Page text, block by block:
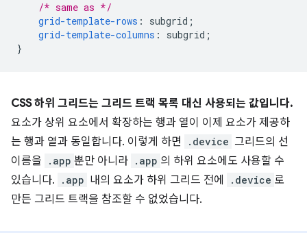
/* same as */
grid-template-rows : subgrid ;
grid-template-columns : subgrid ;
}
CSS 하위 그리드는 그리드 트랙 목록 대신 사용되는 값입니다.
요소가 상위 요소에서 확장하는 행과 열이 이제 요소가 제공하
는 행과 열과 동일합니다. 이렇게 하면
.device 그리드의 선
이름을
.app 뿐만 아니라 .app 의 하위 요소에도 사용할 수
있습니다.
.app 내의 요소가 하위 그리드 전에 .device 로
만든 그리드 트랙을 참조할 수 없었습니다.